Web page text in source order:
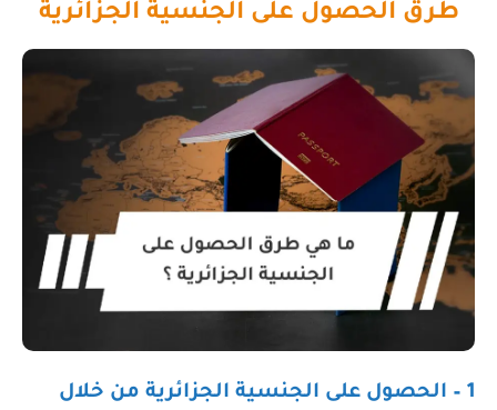
طرق الحصول على الجنسية الجزائرية
1 – الحصول على الجنسية الجزائرية من خلال